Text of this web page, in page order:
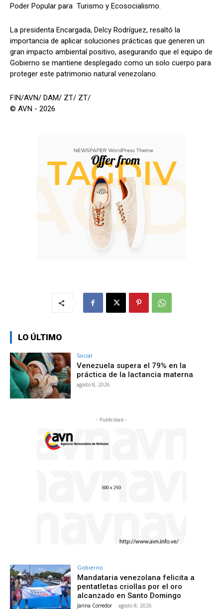
Poder Popular para Turismo y Ecosocialismo.
La presidenta Encargada, Delcy Rodríguez, resaltó la
importancia de aplicar soluciones prácticas que generen un
gran impacto ambiental positivo, asegurando que el equipo de
Gobierno se mantiene desplegado como un solo cuerpo para
proteger este patrimonio natural venezolano.
FIN/AVN/ DAM/ ZT/ ZT/
© AVN - 2026
LO ÚLTIMO
Social
Venezuela supera el 79% en la
práctica de la lactancia materna
agosto 8, 2026
- Publicidad -
Gobierno
Mandataria venezolana felicita a
pentatletas criollas por el oro
alcanzado en Santo Domingo
Janna Corredor - agosto 8, 2026